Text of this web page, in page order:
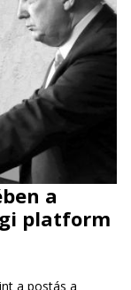
a
platform
a postás a